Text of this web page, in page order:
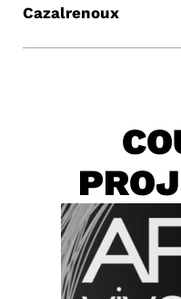
Cazalrenoux